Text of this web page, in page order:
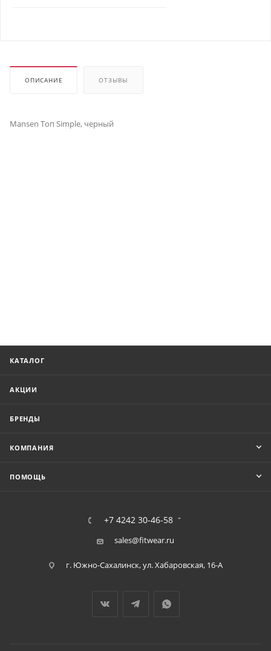
ОПИСАНИЕ ОТЗЫВЫ
Mansen Топ Simple, черный
КАТАЛОГ
АКЦИИ
БРЕНДЫ
КОМПАНИЯ
ПОМОЩЬ
+7 4242 30-46-58
sales@fitwear.ru
г. Южно-Сахалинск, ул. Хабаровская, 16-А